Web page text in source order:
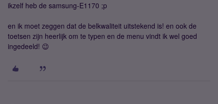
ikzelf heb de samsung-E1170 ;p
en ik moet zeggen dat de belkwaliteit uitstekend is! en ook de
toetsen zijn heerlijk om te typen en de menu vindt ik wel goed
ingedeeld! 😉